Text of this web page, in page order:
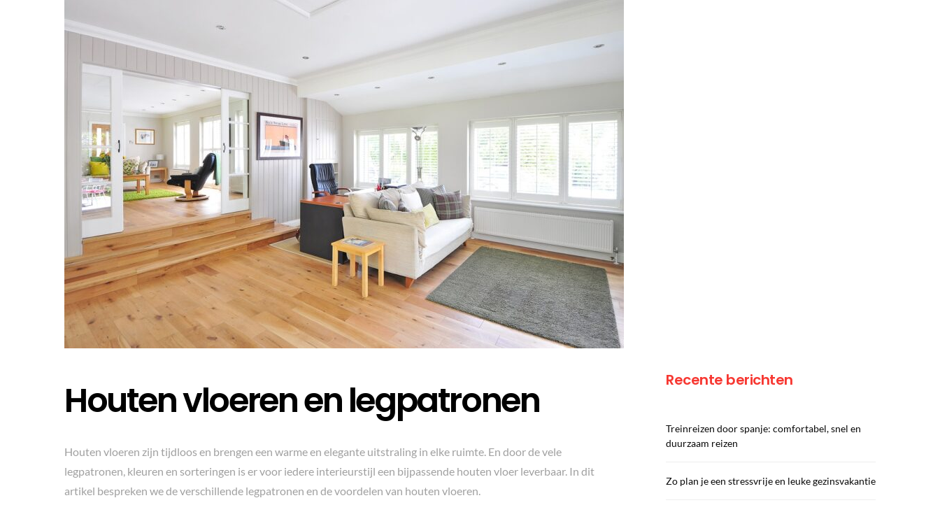
Houten vloeren en legpatronen
Houten vloeren zijn tijdloos en brengen een warme en elegante uitstraling in elke ruimte. En door de vele
legpatronen, kleuren en sorteringen is er voor iedere interieurstijl een bijpassende houten vloer leverbaar. In dit
artikel bespreken we de verschillende legpatronen en de voordelen van houten vloeren.
Recente berichten
Treinreizen door spanje: comfortabel, snel en
duurzaam reizen
Zo plan je een stressvrije en leuke gezinsvakantie